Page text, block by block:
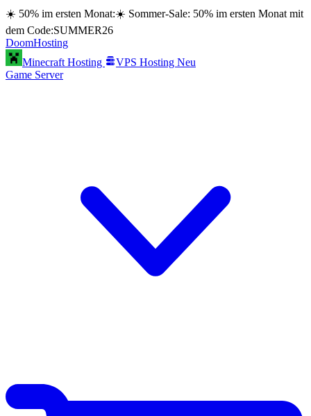
☀️ 50% im ersten Monat:☀️ Sommer-Sale: 50% im ersten Monat mit
dem Code:SUMMER26
DoomHosting
Minecraft Hosting
VPS Hosting Neu
Game Server